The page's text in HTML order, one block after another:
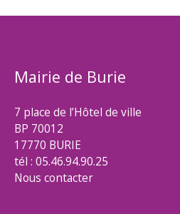
Mairie de Burie
7 place de l’Hôtel de ville
BP 70012
17770 BURIE
tél : 05.46.94.90.25
Nous contacter